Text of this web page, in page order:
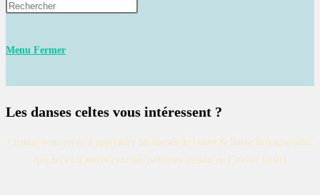
Menu Fermer
Les danses celtes vous intéressent ?
Chantal vous invite à apprendre les danses de Haute & Basse Bretagne ainsi
que celles d’autres contrées celtiques au sein de l’atelier loisirs